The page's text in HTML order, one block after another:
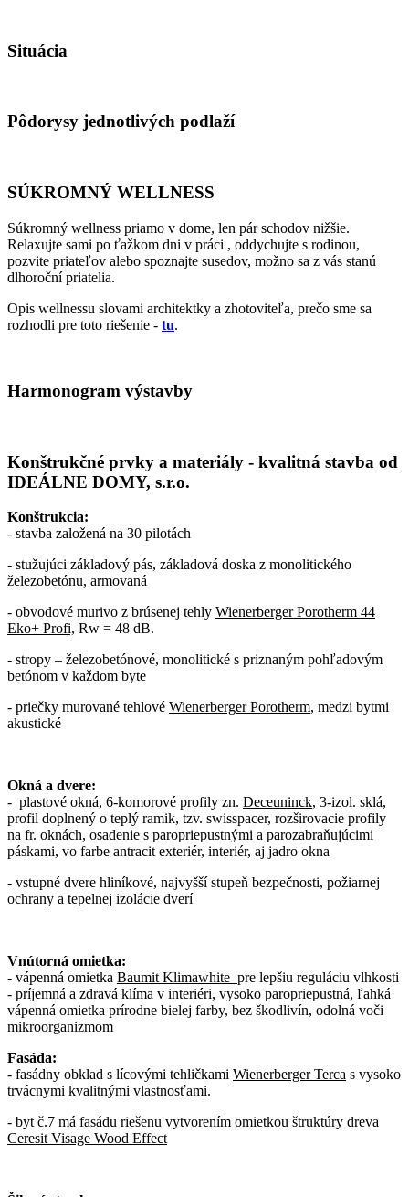
Situácia
Pôdorysy jednotlivých podlaží
SÚKROMNÝ WELLNESS
Súkromný wellness priamo v dome, len pár schodov nižšie.
Relaxujte sami po ťažkom dni v práci , oddychujte s rodinou,
pozvite priateľov alebo spoznajte susedov, možno sa z vás stanú
dlhoroční priatelia.
Opis wellnessu slovami architektky a zhotoviteľa, prečo sme sa
rozhodli pre toto riešenie - tu.
Harmonogram výstavby
Konštrukčné prvky a materiály - kvalitná stavba od
IDEÁLNE DOMY, s.r.o.
Konštrukcia:
- stavba založená na 30 pilotách
- stužujúci základový pás, základová doska z monolitického
železobetónu, armovaná
- obvodové murivo z brúsenej tehly Wienerberger Porotherm 44
Eko+ Profi, Rw = 48 dB.
- stropy – železobetónové, monolitické s priznaným pohľadovým
betónom v každom byte
- priečky murované tehlové Wienerberger Porotherm, medzi bytmi
akustické
Okná a dvere:
- plastové okná, 6-komorové profily zn. Deceuninck, 3-izol. sklá,
profil doplnený o teplý ramik, tzv. swisspacer, rozširovacie profily
na fr. oknách, osadenie s paropriepustnými a parozabraňujúcimi
páskami, vo farbe antracit exteriér, interiér, aj jadro okna
- vstupné dvere hliníkové, najvyšší stupeň bezpečnosti, požiarnej
ochrany a tepelnej izolácie dverí
Vnútorná omietka:
- vápenná omietka Baumit Klimawhite pre lepšiu reguláciu vlhkosti
- príjemná a zdravá klíma v interiéri, vysoko paropriepustná, ľahká
vápenná omietka prírodne bielej farby, bez škodlivín, odolná voči
mikroorganizmom
Fasáda:
- fasádny obklad s lícovými tehličkami Wienerberger Terca s vysoko
trvácnymi kvalitnými vlastnosťami.
- byt č.7 má fasádu riešenu vytvorením omietkou štruktúry dreva
Ceresit Visage Wood Effect